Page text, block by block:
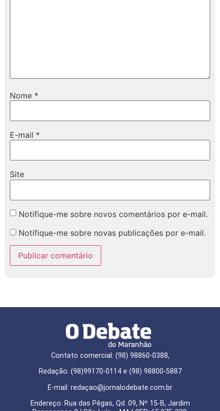
Nome *
E-mail *
Site
Notifique-me sobre novos comentários por e-mail.
Notifique-me sobre novas publicações por e-mail.
Contato comercial: (98) 98860-0388,
Redação: (98)99170-0114 e (98) 98800-5887
E-mail: redaçao@jornalodebate.com.br
Endereço: Rua das Pêgas, Qd. 09, Nº 15-B, Jardim